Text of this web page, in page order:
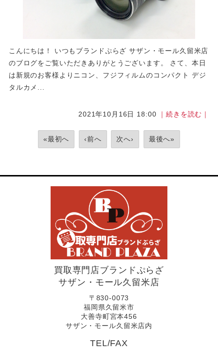
こんにちは！ いつもブランドぷらざ サザン・モール久留米店
のブログをご覧いただきありがとうございます。 さて、本日
は新規のお客様よりニコン、フジフィルムのコンパクト デジ
タルカメ...
2021年10月16日 18:00 ｜続きを読む｜
«最初へ ‹前へ 次へ› 最後へ»
買取専門店ブランドぷらざ
サザン・モール久留米店
〒830-0073
福岡県久留米市
大善寺町宮本456
サザン・モール久留米店内
TEL/FAX